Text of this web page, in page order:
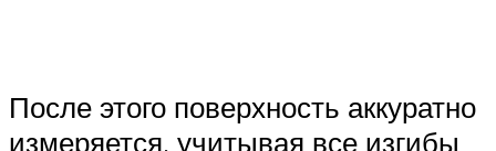
После этого поверхность аккуратно
измеряется, учитывая все изгибы